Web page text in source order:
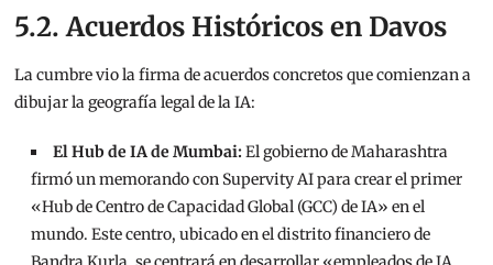
5.2. Acuerdos Históricos en Davos
La cumbre vio la firma de acuerdos concretos que comienzan a
dibujar la geografía legal de la IA:
El Hub de IA de Mumbai:El gobierno de Maharashtra
firmó un memorando con Supervity AI para crear el primer
«Hub de Centro de Capacidad Global (GCC) de IA» en el
mundo. Este centro, ubicado en el distrito financiero de